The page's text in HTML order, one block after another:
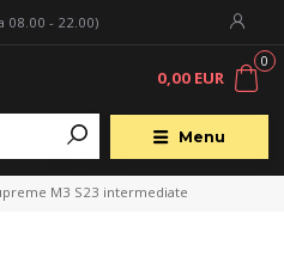
Menu
08.00 - 22.00)
0
0,00 EUR
M3 S23 intermediate